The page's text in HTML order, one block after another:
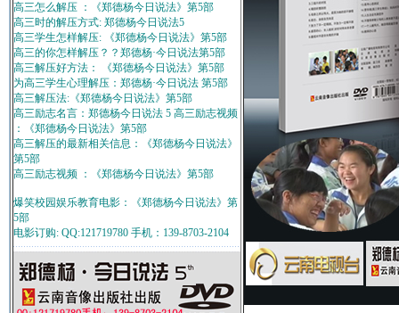
高三怎么解压 ：《郑德杨今日说法》第5部
高三时的解压方式: 郑德杨今日说法5
高三学生怎样解压: 《郑德杨今日说法》第5部
高三的你怎样解压？？郑德杨·今日说法第5部
高三解压好方法： 《郑德杨今日说法》第5部
为高三学生心理解压：郑德杨·今日说法 第5部
高三解压法:《郑德杨今日说法》第5部
高三励志名言：郑德杨今日说法 5 高三励志视频
：《郑德杨今日说法》第5部
高三解压的最新相关信息：《郑德杨今日说法》
第5部
高三励志视频 ：《郑德杨今日说法》第5部
爆笑校园娱乐教育电影：《郑德杨今日说法》第
5部
电影订购: QQ:121719780 手机：139-8703-2104